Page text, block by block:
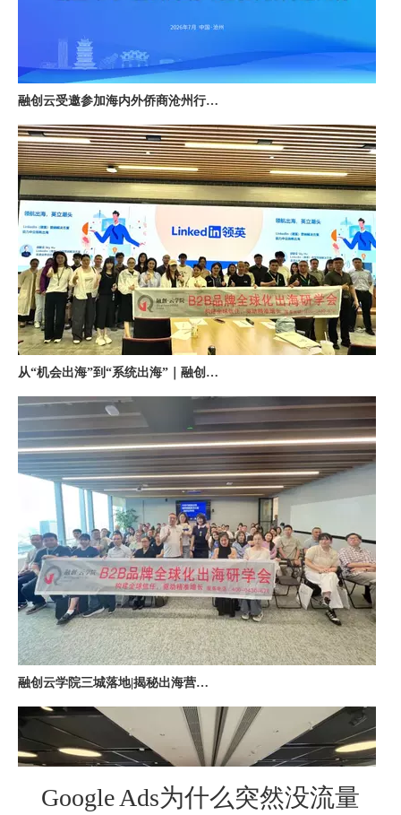
Google Ads为什么突然没流量